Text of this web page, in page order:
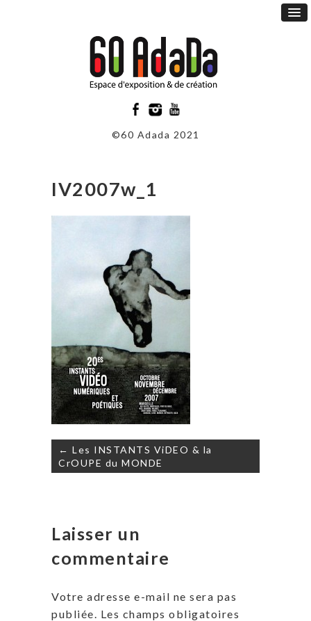
©60 Adada 2021
IV2007w_1
Navigation
de
l’article
← Les INSTANTS ViDEO & la
CrOUPE du MONDE
Laisser un
commentaire
Votre adresse e-mail ne sera pas
publiée. Les champs obligatoires